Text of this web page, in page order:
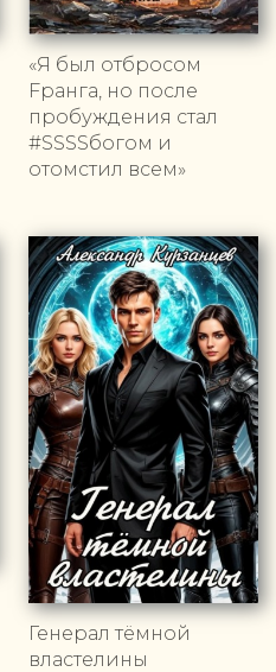
«Я был отбросом
Fранга, но после
пробуждения стал
#SSSSбогом и
отомстил всем»
Генерал тёмной
властелины